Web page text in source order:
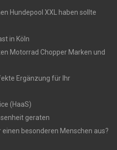
Hundepool XXL haben sollte
in Köln
Motorrad Chopper Marken und
Ergänzung für Ihr
(HaaS)
geraten
besonderen Menschen aus?